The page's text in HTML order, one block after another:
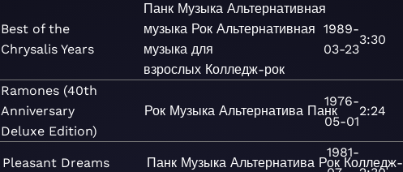
Best of the
Chrysalis Years
Панк Музыка Альтернативная
музыка Рок Альтернативная
музыка для
взрослых Колледж-рок
1989-
03-23
3:30
Ramones (40th
Anniversary
Deluxe Edition)
Рок Музыка Альтернатива Панк
1976-
05-01
2:24
Pleasant Dreams
Панк Музыка Альтернатива Рок Колледж-
1981-